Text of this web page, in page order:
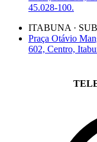
45.028-100.
ITABUNA ·
Praça Otávio
602, Centro,